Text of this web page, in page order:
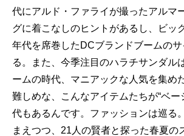
代にアルド・ファライが撮ったアルマ
グに着こなしのヒントがあるし、ビッ
年代を席巻したDCブランドブームの
る。また、今季注目のハラチサンダル
ームの時代、マニアックな人気を集め
難しめな、こんなアイテムたちが“ベー
代もあるんです。ファッションは巡る
まえつつ、21人の賢者と探った春夏の